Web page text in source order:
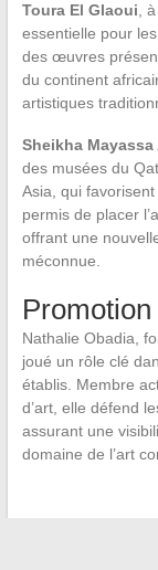
Toura El Glaoui,
essentielle pour
des œuvres
du continent
artistiques
Sheikha Mayassa
des musées du
Asia, qui
permis de placer
offrant une
méconnue.
Nathalie Obadia,
joué un rôle clé
établis. Membre
d’art, elle défend
assurant une
domaine de l’art